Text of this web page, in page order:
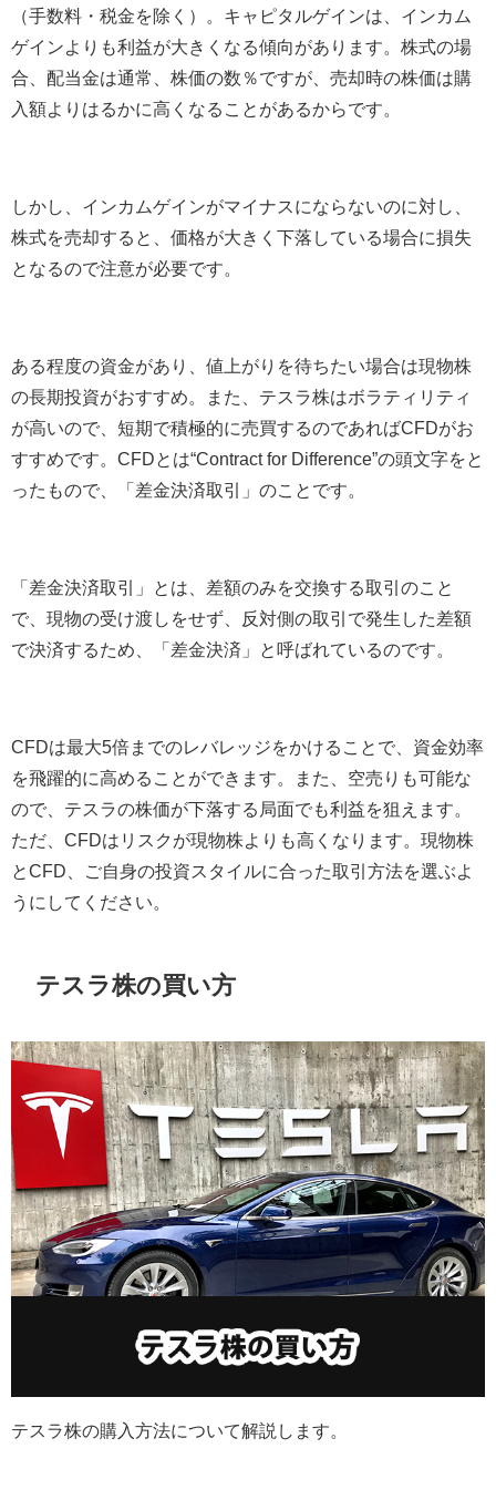
（手数料・税金を除く）。キャピタルゲインは、インカム
ゲインよりも利益が大きくなる傾向があります。株式の場
合、配当金は通常、株価の数％ですが、売却時の株価は購
入額よりはるかに高くなることがあるからです。
しかし、インカムゲインがマイナスにならないのに対し、
株式を売却すると、価格が大きく下落している場合に損失
となるので注意が必要です。
ある程度の資金があり、値上がりを待ちたい場合は現物株
の長期投資がおすすめ。また、テスラ株はボラティリティ
が高いので、短期で積極的に売買するのであればCFDがお
すすめです。 CFDとは“Contract for Difference”の頭文字をと
ったもので、「差金決済取引」のことです。
「差金決済取引」とは、差額のみを交換する取引のこと
で、現物の受け渡しをせず、反対側の取引で発生した差額
で決済するため、「差金決済」と呼ばれているのです。
CFDは最大5倍までのレバレッジをかけることで、資金効率
を飛躍的に高めることができます。また、空売りも可能な
ので、テスラの株価が下落する局面でも利益を狙えます。
ただ、 CFDはリスクが現物株よりも高くなります。現物株
とCFD 、ご自身の投資スタイルに合った取引方法を選ぶよ
うにしてください。
テスラ株の買い方
テスラ株の購入方法について解説します。